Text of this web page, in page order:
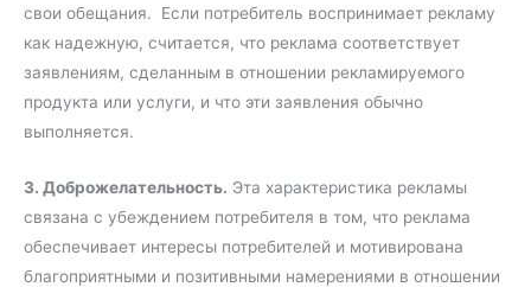
свои обещания. Если потребитель воспринимает рекламу
как надежную, считается, что реклама соответствует
заявлениям, сделанным в отношении рекламируемого
продукта или услуги, и что эти заявления обычно
выполняется.
3. Доброжелательность. Эта характеристика рекламы
связана с убеждением потребителя в том, что реклама
обеспечивает интересы потребителей и мотивирована
благоприятными и позитивными намерениями в отношении